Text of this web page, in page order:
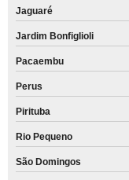
Jaguaré
Jardim Bonfiglioli
Pacaembu
Perus
Pirituba
Rio Pequeno
São Domingos